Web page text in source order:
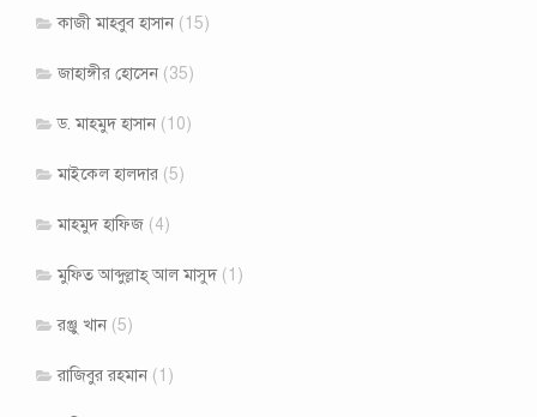
কাজী মাহবুব হাসান (15)
জাহাঙ্গীর হোসেন (35)
ড. মাহমুদ হাসান (10)
মাইকেল হালদার (5)
মাহমুদ হাফিজ (4)
মুফ্তি আব্দুল্লাহ্ আল মাসুদ(1)
রঞ্জু খান (5)
রাজিবুর রহমান (1)